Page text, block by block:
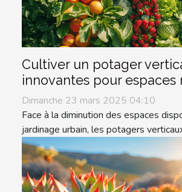
Cultiver un potager
innovantes pour espaces
Dimanche 23 mars 2025 04:10
Face à la diminution des espaces
jardinage urbain, les potagers